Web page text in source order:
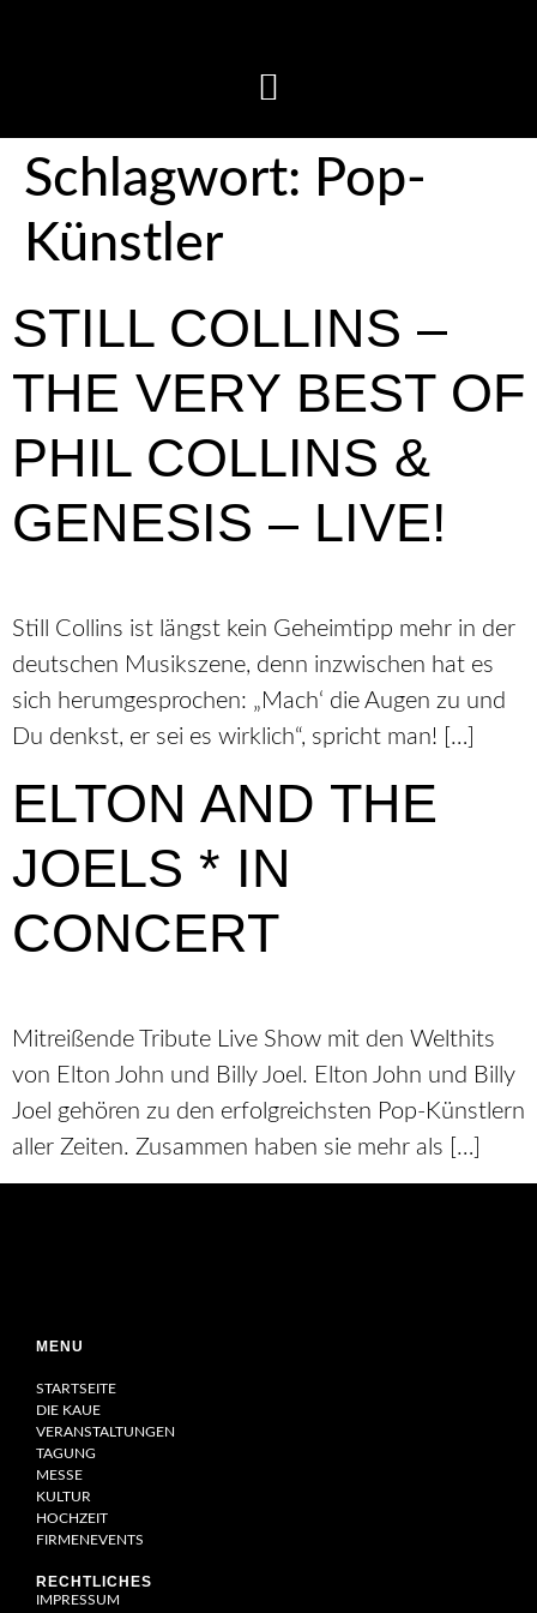
Schlagwort: Pop-
Künstler
STILL COLLINS –
THE VERY BEST OF
PHIL COLLINS &
GENESIS – LIVE!
Still Collins ist längst kein Geheimtipp mehr in der
deutschen Musikszene, denn inzwischen hat es
sich herumgesprochen: „Mach‘ die Augen zu und
Du denkst, er sei es wirklich“, spricht man! […]
ELTON AND THE
JOELS * IN
CONCERT
Mitreißende Tribute Live Show mit den Welthits
von Elton John und Billy Joel. Elton John und Billy
Joel gehören zu den erfolgreichsten Pop-Künstlern
aller Zeiten. Zusammen haben sie mehr als […]
MENU
STARTSEITE
DIE KAUE
VERANSTALTUNGEN
TAGUNG
MESSE
KULTUR
HOCHZEIT
FIRMENEVENTS
RECHTLICHES
IMPRESSUM